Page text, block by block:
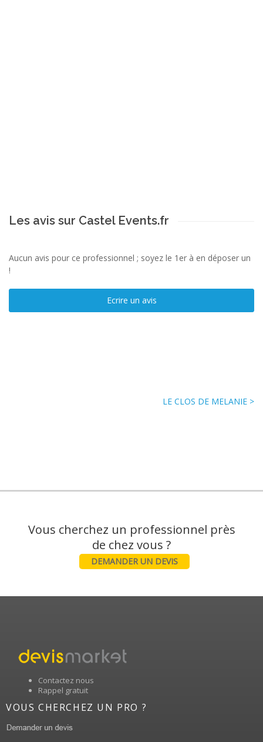
Les avis sur Castel Events.fr
Aucun avis pour ce professionnel ; soyez le 1er à en déposer un
!
Ecrire un avis
LE CLOS DE MELANIE >
Vous cherchez un professionnel près
DEMANDER UN DEVIS
Contactez nous
Rappel gratuit
VOUS CHERCHEZ UN PRO ?